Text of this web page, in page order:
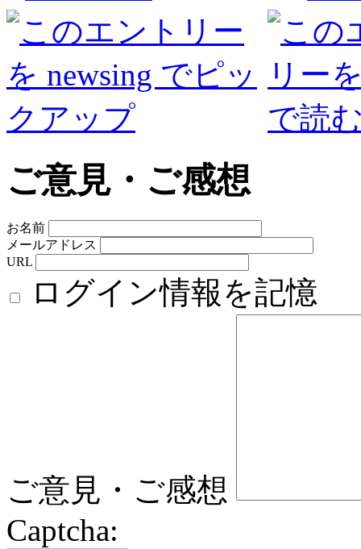
ご意見・ご感想
お名前
メールアドレス
URL
ログイン情報を記憶
ご意見・ご感想
Captcha: